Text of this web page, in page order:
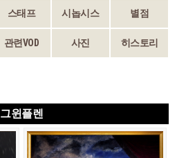
스태프 시놉시스 별점
관련VOD 사진 히스토리
그윈플렌